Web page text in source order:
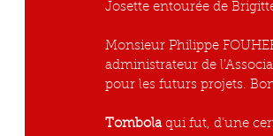
Josette entourée de
Monsieur Philippe
administrateur de
pour les futurs projets.
Tombola qui fut, d’une